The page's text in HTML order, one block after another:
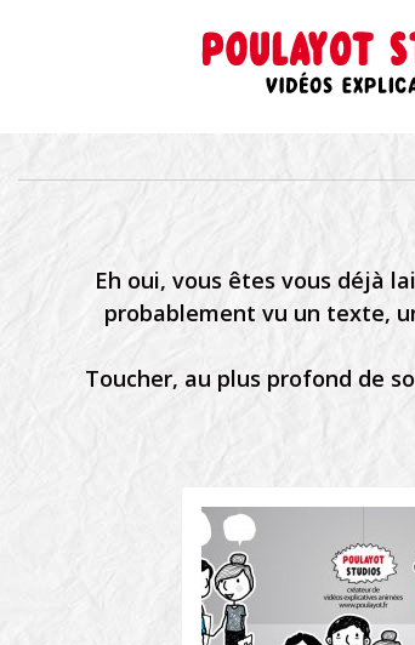
Eh oui, vous êtes vous déjà
probablement vu un texte,
Toucher, au plus profond de